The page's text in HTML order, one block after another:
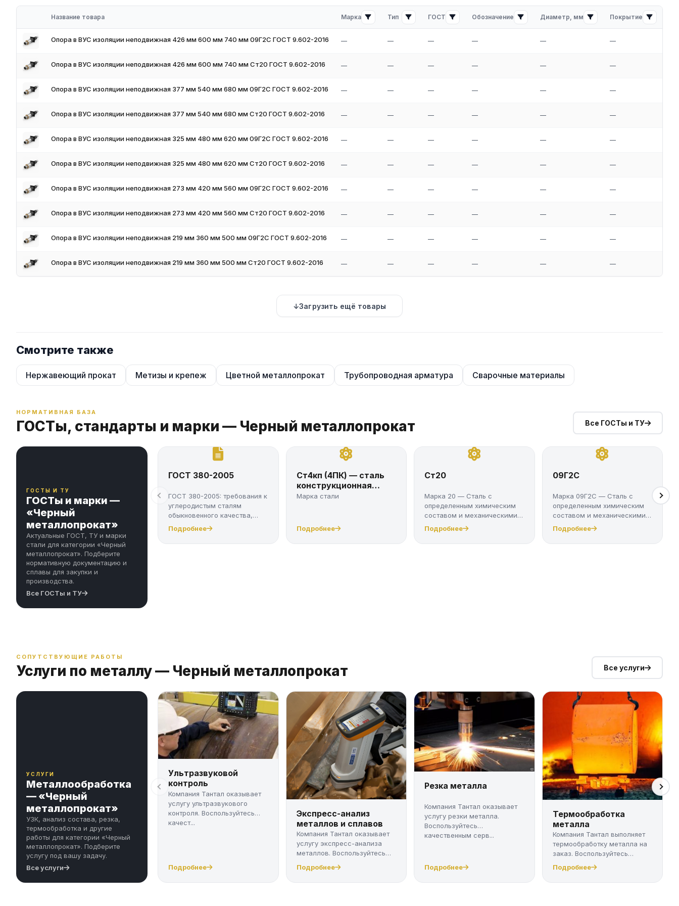
Соответствие стандартам ГОСТ и ТУ
Обязательное наличие сертификатов
Доставка по всей России
Резка и обработка по размерам заказчика
Цены и условия поставки
предложим оптимальные условия поставки и доставки.
Для оформления заказа чёрного металлопроката в России вы можете связаться с нашими менеджерами по телефону или через
учётом объёма заказа.
Название товара Марка Тип ГОСТ Обозначение Диаметр, мм Покрытие
Опора в ВУС изоляции неподвижная 426 мм 600 мм 740 мм 09Г2С ГОСТ 9.602-2016 — — — — — —
Опора в ВУС изоляции неподвижная 426 мм 600 мм 740 мм Ст20 ГОСТ 9.602-2016 — — — — — —
Опора в ВУС изоляции неподвижная 377 мм 540 мм 680 мм 09Г2С ГОСТ 9.602-2016 — — — — — —
Опора в ВУС изоляции неподвижная 377 мм 540 мм 680 мм Ст20 ГОСТ 9.602-2016 — — — — — —
Опора в ВУС изоляции неподвижная 325 мм 480 мм 620 мм 09Г2С ГОСТ 9.602-2016 — — — — — —
Опора в ВУС изоляции неподвижная 325 мм 480 мм 620 мм Ст20 ГОСТ 9.602-2016 — — — — — —
Опора в ВУС изоляции неподвижная 273 мм 420 мм 560 мм 09Г2С ГОСТ 9.602-2016 — — — — — —
Опора в ВУС изоляции неподвижная 273 мм 420 мм 560 мм Ст20 ГОСТ 9.602-2016 — — — — — —
Опора в ВУС изоляции неподвижная 219 мм 360 мм 500 мм 09Г2С ГОСТ 9.602-2016 — — — — — —
Опора в ВУС изоляции неподвижная 219 мм 360 мм 500 мм Ст20 ГОСТ 9.602-2016 — — — — — —
Загрузить ещё товары
Смотрите также
Нержавеющий прокат Метизы и крепеж Цветной металлопрокат Трубопроводная арматура Сварочные материалы
НОРМАТИВНАЯ БАЗА
ГОСТы, стандарты и марки — Черный металлопрокат Все ГОСТы и ТУ
ГОСТЫ И ТУ
ГОСТы и марки —
«Черный
металлопрокат»
Актуальные ГОСТ, ТУ и марки
стали для категории «Черный
металлопрокат». Подберите
нормативную документацию и
сплавы для закупки и
производства.
Все ГОСТы и ТУ
ГОСТ 380-2005
ГОСТ 380-2005: требования к
углеродистым сталям
обыкновенного качества,
марки Ст...
Подробнее
Ст4кп (4ПК) — сталь
конструкционная
углеродистая по ГОСТ
Марка стали
Подробнее
Ст20
Марка 20 — Сталь с
определенным химическим
составом и механическими
свойствами....
Подробнее
09Г2С
Марка 09Г2С — Сталь с
определенным химическим
составом и механическими
свойствам...
Подробнее
СОПУТСТВУЮЩИЕ РАБОТЫ
Услуги по металлу — Черный металлопрокат Все услуги
УСЛУГИ
Металлообработка
— «Черный
металлопрокат»
УЗК, анализ состава, резка,
термообработка и другие
работы для категории «Черный
металлопрокат». Подберите
услугу под вашу задачу.
Все услуги
Ультразвуковой
контроль
Компания Тантал оказывает
услугу ультразвукового
контроля. Воспользуйтесь
качест...
Подробнее
Экспресс-анализ
металлов и сплавов
Компания Тантал оказывает
услугу экспресс-анализа
металлов. Воспользуйтесь
Подробнее
Резка металла
Компания Тантал оказывает
услугу резки металла.
Воспользуйтесь
качественным серв...
Подробнее
Термообработка
металла
Компания Тантал выполняет
термообработку металла на
заказ. Воспользуйтесь
качест...
Подробнее